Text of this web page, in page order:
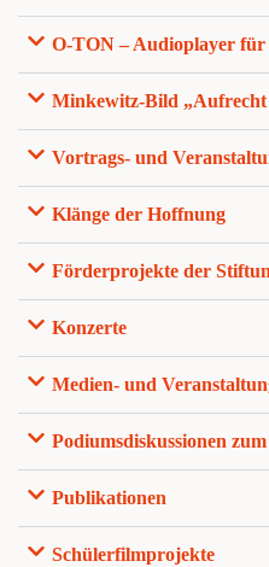
O-TON – Audioplayer
Minkewitz-Bild
Vortrags- und
Klänge der Hoffnung
Förderprojekte der
Konzerte
Medien- und
Podiumsdiskussionen
Publikationen
Schülerfilmprojekte